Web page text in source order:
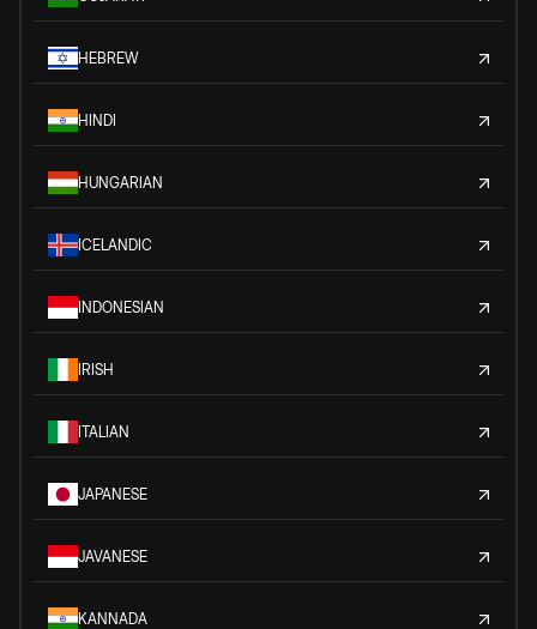
HEBREW
HINDI
HUNGARIAN
ICELANDIC
INDONESIAN
IRISH
ITALIAN
JAPANESE
JAVANESE
KANNADA